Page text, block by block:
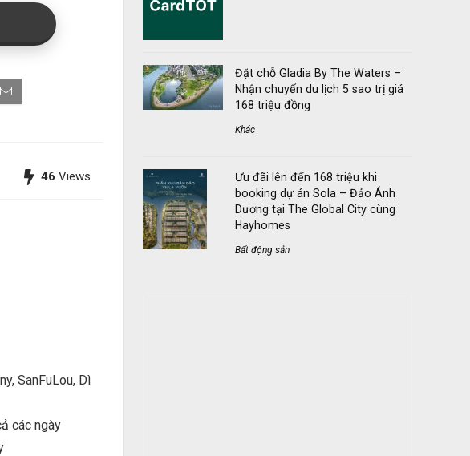
46 Views
SanFuLou, Dì
các ngày
Đặt chỗ Gladia By The Waters –
Nhận chuyến du lịch 5 sao trị giá
168 triệu đồng
Khác
Ưu đãi lên đến 168 triệu khi
booking dự án Sola – Đảo Ánh
Dương tại The Global City cùng
Hayhomes
Bất động sản